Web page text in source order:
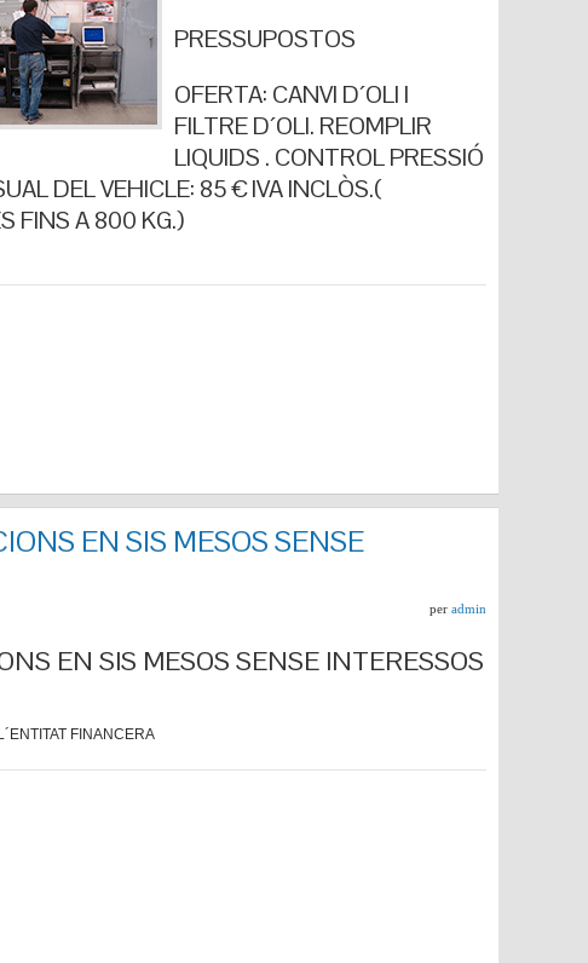
PRESSUPOSTOS
OFERTA: CANVI D´OLI I
FILTRE D´OLI. REOMPLIR
LIQUIDS . CONTROL PRESSIÓ
DEL VEHICLE: 85 € IVA INCLÒS.(
FINS A 800 KG.)
EN SIS MESOS SENSE
per admin
EN SIS MESOS SENSE INTERESSOS
FINANCERA